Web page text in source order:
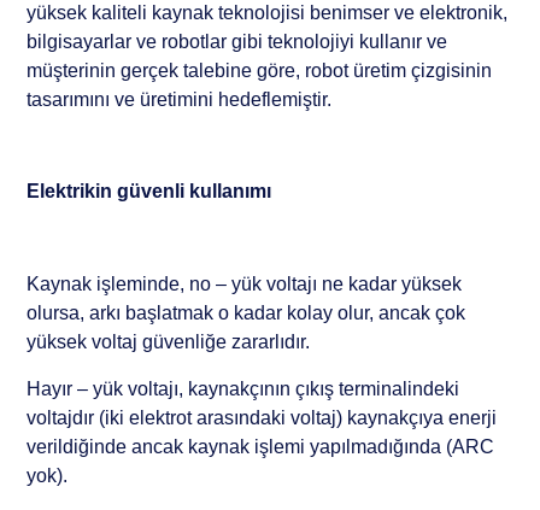
yüksek kaliteli kaynak teknolojisi benimser ve elektronik,
bilgisayarlar ve robotlar gibi teknolojiyi kullanır ve
müşterinin gerçek talebine göre, robot üretim çizgisinin
tasarımını ve üretimini hedeflemiştir.
Elektrikin güvenli kullanımı
Kaynak işleminde, no – yük voltajı ne kadar yüksek
olursa, arkı başlatmak o kadar kolay olur, ancak çok
yüksek voltaj güvenliğe zararlıdır.
Hayır – yük voltajı, kaynakçının çıkış terminalindeki
voltajdır (iki elektrot arasındaki voltaj) kaynakçıya enerji
verildiğinde ancak kaynak işlemi yapılmadığında (ARC
yok).